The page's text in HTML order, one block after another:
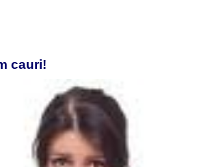
cauri!